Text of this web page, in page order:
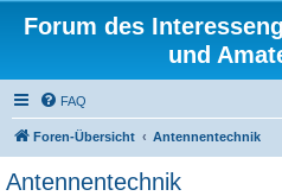
Forum des
und
FAQ
Foren-Übersicht Antennentechnik
Antennentechnik